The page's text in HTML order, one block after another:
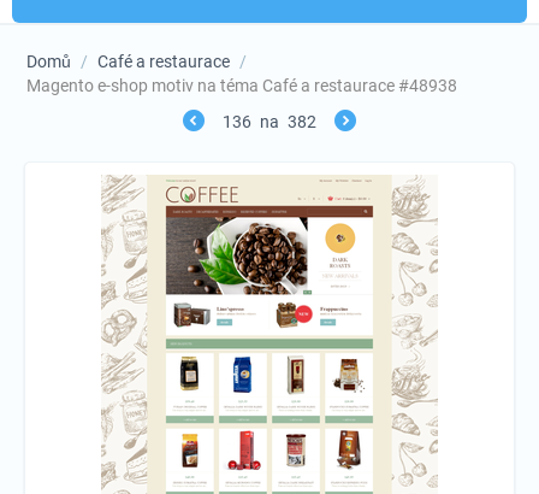
Domů / Café a restaurace /
Magento e-shop motiv na téma Café a restaurace #48938
136 na 382